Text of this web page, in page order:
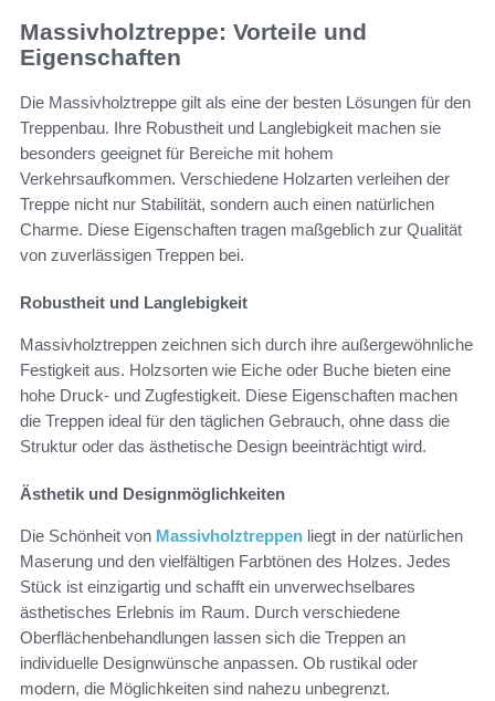
Massivholztreppe: Vorteile und
Eigenschaften
Die Massivholztreppe gilt als eine der besten Lösungen für den
Treppenbau. Ihre Robustheit und Langlebigkeit machen sie
besonders geeignet für Bereiche mit hohem
Verkehrsaufkommen. Verschiedene Holzarten verleihen der
Treppe nicht nur Stabilität, sondern auch einen natürlichen
Charme. Diese Eigenschaften tragen maßgeblich zur Qualität
von zuverlässigen Treppen bei.
Robustheit und Langlebigkeit
Massivholztreppen zeichnen sich durch ihre außergewöhnliche
Festigkeit aus. Holzsorten wie Eiche oder Buche bieten eine
hohe Druck- und Zugfestigkeit. Diese Eigenschaften machen
die Treppen ideal für den täglichen Gebrauch, ohne dass die
Struktur oder das ästhetische Design beeinträchtigt wird.
Ästhetik und Designmöglichkeiten
Die Schönheit von Massivholztreppen liegt in der natürlichen
Maserung und den vielfältigen Farbtönen des Holzes. Jedes
Stück ist einzigartig und schafft ein unverwechselbares
ästhetisches Erlebnis im Raum. Durch verschiedene
Oberflächenbehandlungen lassen sich die Treppen an
individuelle Designwünsche anpassen. Ob rustikal oder
modern, die Möglichkeiten sind nahezu unbegrenzt.